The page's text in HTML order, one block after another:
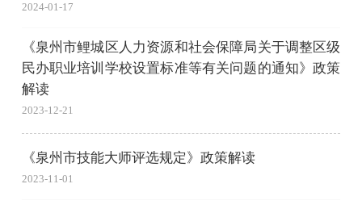
2024-01-17
《泉州市鲤城区人力资源和社会保障局关于调整区级
民办职业培训学校设置标准等有关问题的通知》政策
解读
2023-12-21
《泉州市技能大师评选规定》政策解读
2023-11-01